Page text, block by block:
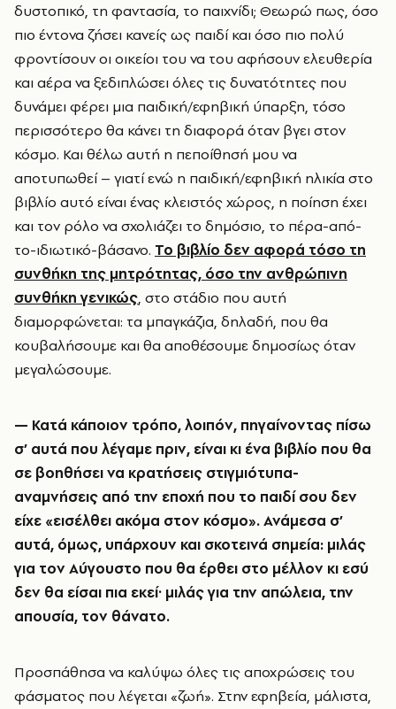
δυστοπικό, τη φαντασία, το παιχνίδι; Θεωρώ πως, όσο
πιο έντονα ζήσει κανείς ως παιδί και όσο πιο πολύ
φροντίσουν οι οικείοι του να του αφήσουν ελευθερία
και αέρα να ξεδιπλώσει όλες τις δυνατότητες που
δυνάμει φέρει μια παιδική/εφηβική ύπαρξη, τόσο
περισσότερο θα κάνει τη διαφορά όταν βγει στον
κόσμο. Και θέλω αυτή η πεποίθησή μου να
αποτυπωθεί – γιατί ενώ η παιδική/εφηβική ηλικία στο
βιβλίο αυτό είναι ένας κλειστός χώρος, η ποίηση έχει
και τον ρόλο να σχολιάζει το δημόσιο, το πέρα-από-
το-ιδιωτικό-βάσανο. Το βιβλίο δεν αφορά τόσο τη
συνθήκη της μητρότητας, όσο την ανθρώπινη
συνθήκη γενικώς, στο στάδιο που αυτή
διαμορφώνεται: τα μπαγκάζια, δηλαδή, που θα
κουβαλήσουμε και θα αποθέσουμε δημοσίως όταν
μεγαλώσουμε.
— Κατά κάποιον τρόπο, λοιπόν, πηγαίνοντας πίσω
σ’ αυτά που λέγαμε πριν, είναι κι ένα βιβλίο που θα
σε βοηθήσει να κρατήσεις στιγμιότυπα-
αναμνήσεις από την εποχή που το παιδί σου δεν
είχε «εισέλθει ακόμα στον κόσμο». Ανάμεσα σ’
αυτά, όμως, υπάρχουν και σκοτεινά σημεία: μιλάς
για τον Αύγουστο που θα έρθει στο μέλλον κι εσύ
δεν θα είσαι πια εκεί· μιλάς για την απώλεια, την
απουσία, τον θάνατο.
Προσπάθησα να καλύψω όλες τις αποχρώσεις του
φάσματος που λέγεται «ζωή». Στην εφηβεία, μάλιστα,